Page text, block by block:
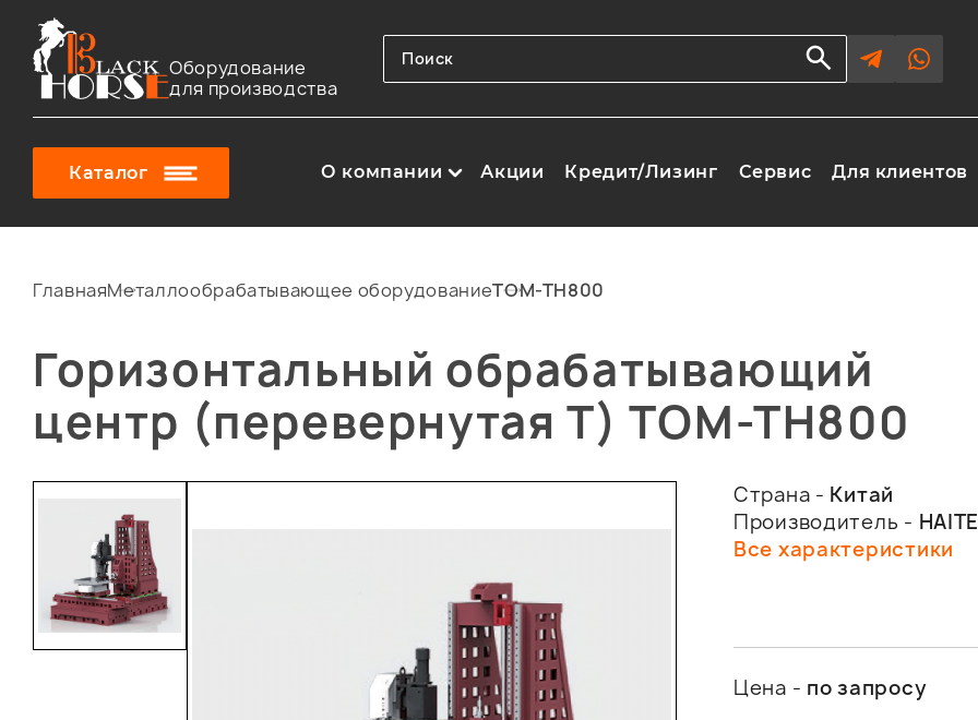
Оборудование
для производства
Каталог О компании Акции Кредит/Лизинг Сервис Для клиентов
ГлавнаяМеталлообрабатывающее оборудованиеTOM-TH800
Горизонтальный обрабатывающий
центр (перевернутая Т) TOM-TH800
Страна - Китай
Производитель -
Все характеристики
Цена - по запросу